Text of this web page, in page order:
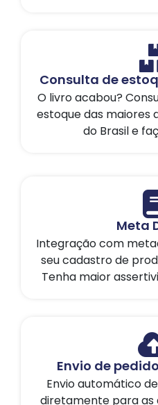
Consulta de
O livro acabou?
estoque das maiores
do Brasil e
Meta
Integração com
seu cadastro de
Tenha maior
Envio de
Envio automático
diretamente para as